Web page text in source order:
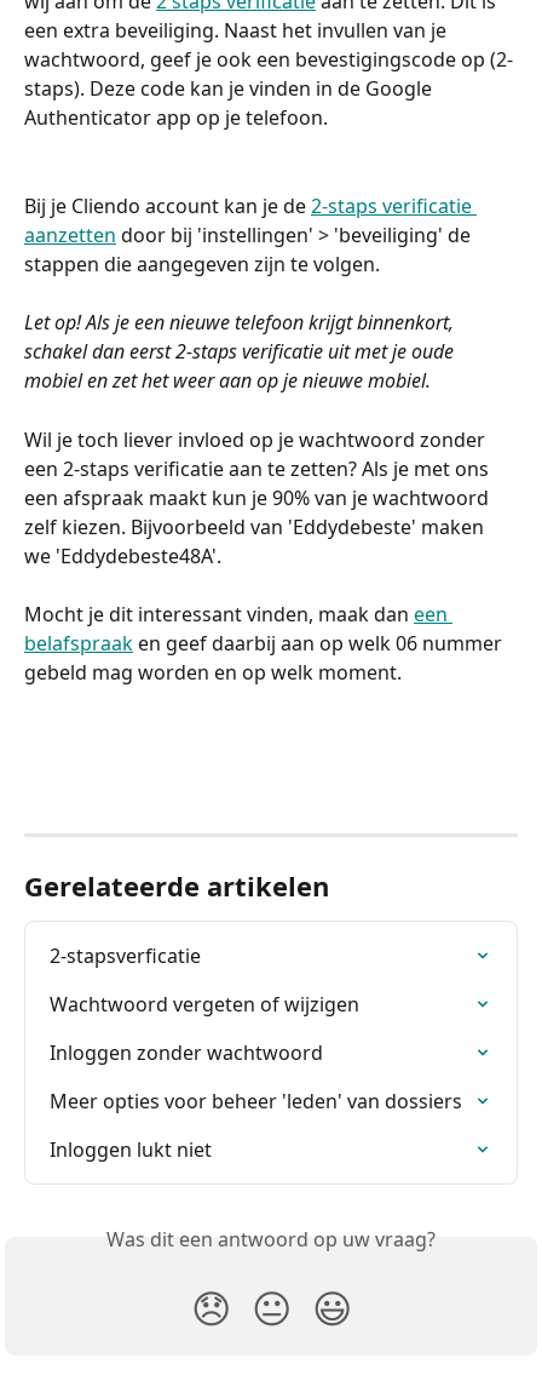
een extra beveiliging. Naast het invullen van je
wachtwoord, geef je ook een bevestigingscode op (2-
staps). Deze code kan je vinden in de Google
Authenticator app op je telefoon.
Bij je Cliendo account kan je de 2-staps verificatie
aanzetten door bij 'instellingen' > 'beveiliging' de
stappen die aangegeven zijn te volgen.
Let op! Als je een nieuwe telefoon krijgt binnenkort,
schakel dan eerst 2-staps verificatie uit met je oude
mobiel en zet het weer aan op je nieuwe mobiel.
Wil je toch liever invloed op je wachtwoord zonder
een 2-staps verificatie aan te zetten? Als je met ons
een afspraak maakt kun je 90% van je wachtwoord
zelf kiezen. Bijvoorbeeld van 'Eddydebeste' maken
we 'Eddydebeste48A'.
Mocht je dit interessant vinden, maak dan een
belafspraak en geef daarbij aan op welk 06 nummer
gebeld mag worden en op welk moment.
Gerelateerde artikelen
2-stapsverficatie
Wachtwoord vergeten of wijzigen
Inloggen zonder wachtwoord
Meer opties voor beheer 'leden' van dossiers
Inloggen lukt niet
Was dit een antwoord op uw vraag?
😞 😐 😃